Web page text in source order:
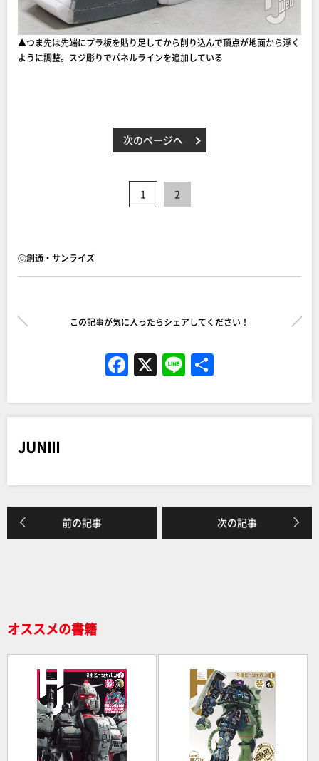
▲つま先は先端にプラ板を貼り足してから削り込んで頂点が地面から浮く
ように調整。スジ彫りでパネルラインを追加している
次のページへ
1 2
ⓒ創通・サンライズ
この記事が気に入ったらシェアしてください！
F
a
c
o
o
X Li
n
e
JUNIII
前の記事 次の記事
オススメの書籍